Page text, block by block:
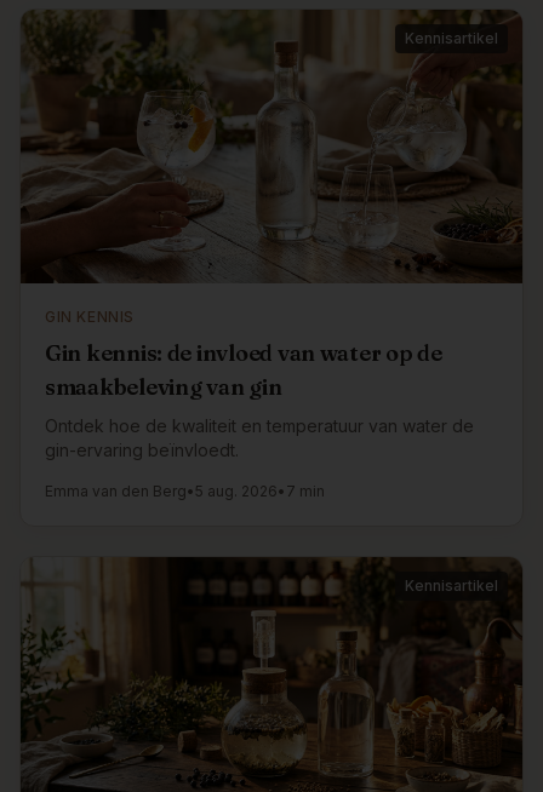
Kennisartikel
GIN KENNIS
Gin kennis: de invloed van water op de
smaakbeleving van gin
Ontdek hoe de kwaliteit en temperatuur van water de
gin-ervaring beïnvloedt.
Emma van den Berg• 5 aug. 2026• 7 min
Kennisartikel